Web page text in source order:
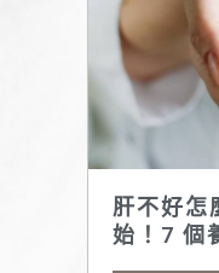
肝不好怎
始！7 個